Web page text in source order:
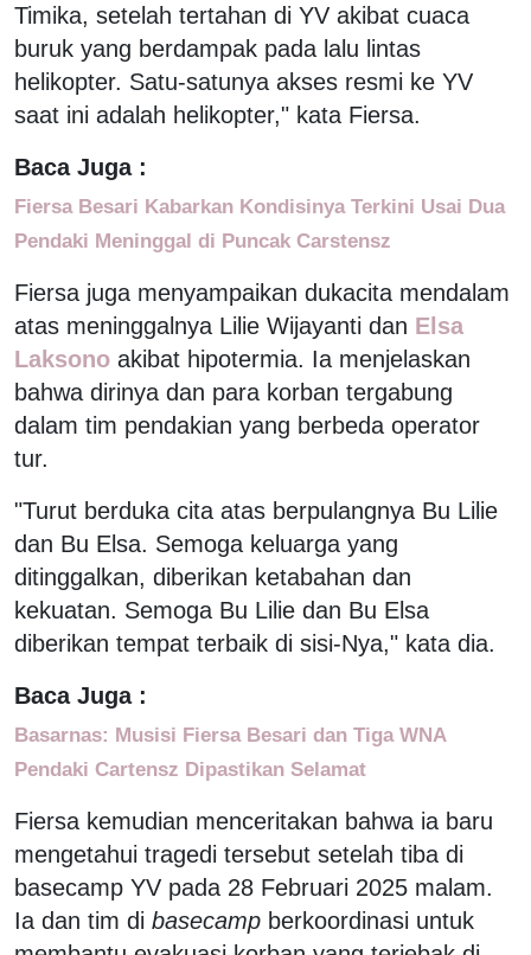
Timika, setelah tertahan di YV akibat cuaca
buruk yang berdampak pada lalu lintas
helikopter. Satu-satunya akses resmi ke YV
saat ini adalah helikopter," kata Fiersa.
Baca Juga :
Fiersa Besari Kabarkan Kondisinya Terkini Usai Dua
Pendaki Meninggal di Puncak Carstensz
Fiersa juga menyampaikan dukacita mendalam
atas meninggalnya Lilie Wijayanti dan Elsa
Laksono akibat hipotermia. Ia menjelaskan
bahwa dirinya dan para korban tergabung
dalam tim pendakian yang berbeda operator
tur.
"Turut berduka cita atas berpulangnya Bu Lilie
dan Bu Elsa. Semoga keluarga yang
ditinggalkan, diberikan ketabahan dan
kekuatan. Semoga Bu Lilie dan Bu Elsa
diberikan tempat terbaik di sisi-Nya," kata dia.
Baca Juga :
Basarnas: Musisi Fiersa Besari dan Tiga WNA
Pendaki Cartensz Dipastikan Selamat
Fiersa kemudian menceritakan bahwa ia baru
mengetahui tragedi tersebut setelah tiba di
basecamp YV pada 28 Februari 2025 malam.
Ia dan tim di basecamp berkoordinasi untuk